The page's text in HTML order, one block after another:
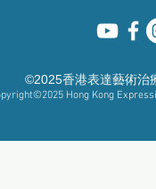
©2025香港表達藝術治
Hong Kong